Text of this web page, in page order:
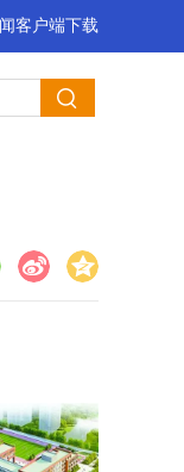
客户端下载